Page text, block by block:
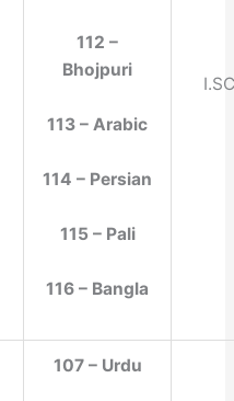
112 –
Bhojpuri
113 – Arabic
114 – Persian
115 – Pali
116 – Bangla
107 – Urdu